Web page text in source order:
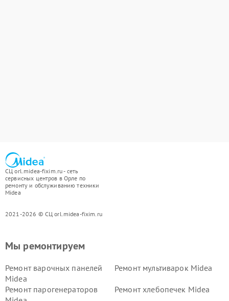
СЦ orl.midea-fixim.ru - сеть
сервисных центров в Орле по
ремонту и обслуживанию техники
Midea
2021-2026 © СЦ orl.midea-fixim.ru
Мы ремонтируем
Ремонт варочных панелей
Midea
Ремонт мультиварок Midea
Ремонт парогенераторов
Ремонт хлебопечек Midea